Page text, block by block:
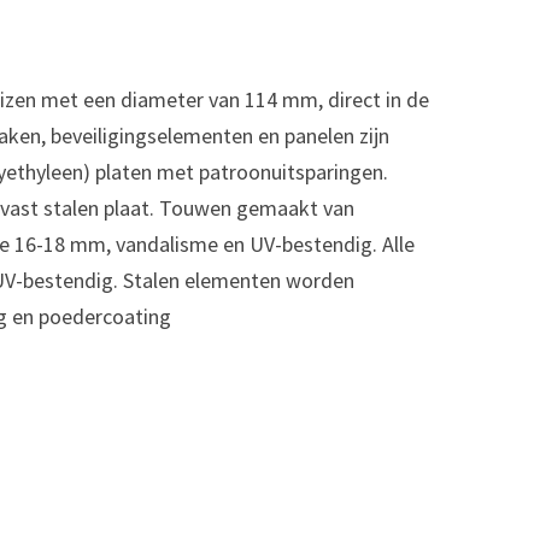
met een diameter van 114 mm, direct in de
beveiligingselementen en panelen zijn
platen met patroonuitsparingen.
stalen plaat. Touwen gemaakt van
18 mm, vandalisme en UV-bestendig. Alle
bestendig. Stalen elementen worden
en poedercoating